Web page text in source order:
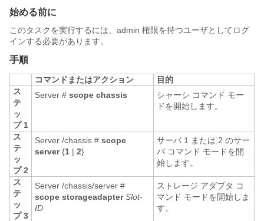
始める前に
このタスクを実行するには、admin 権限を持つユーザとしてログ
インする必要があります。
手順
コマンドまたはアクション
目的
ス
テ
ッ
プ 1
Server # scope chassis
シャーシ コマンド モー
ドを開始します。
ス
テ
ッ
プ 2
Server /chassis # scope
server{1 | 2}
サーバ 1 または 2 のサー
バ コマンド モードを開
始します。
ス
テ
ッ
プ 3
Server /chassis/server #
scope storageadapterSlot-
ID
ストレージ アダプタ コ
マンド モードを開始しま
す。